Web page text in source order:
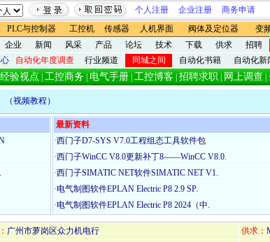
个人注册 企业注册 商务申请
PLC与控制器 工控机 传感器 人机界面 阀体及定位器 变
企业 新闻 风采 产品 论坛 技术 下载 供求 招聘
自动化年度调查 行业频道 同城之间 自动化书籍 自动化新
经验视点 工控商务 电气手册 工控博客 招聘求职 网上调查
（视频教程）
最新资料
·西门子D7-SYS V7.0工程组态工具软件包
·西门子WinCC V8.0更新补丁8——WinCC V8.0.
·西门子SIMATIC NET软件SIMATIC NET V1.
·电气制图软件EPLAN Electric P8 2.9 SP.
·电气制图软件EPLAN Electric P8 2024（中.
广州市萝岗区众力机电行 供求：